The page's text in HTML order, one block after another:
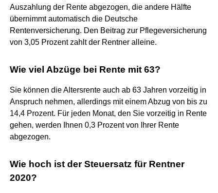
Auszahlung der Rente abgezogen, die andere Hälfte
übernimmt automatisch die Deutsche
Rentenversicherung. Den Beitrag zur Pflegeversicherung
von 3,05 Prozent zahlt der Rentner alleine.
Wie viel Abzüge bei Rente mit 63?
Sie können die Altersrente auch ab 63 Jahren vorzeitig in
Anspruch nehmen, allerdings mit einem Abzug von bis zu
14,4 Prozent. Für jeden Monat, den Sie vorzeitig in Rente
gehen, werden Ihnen 0,3 Prozent von Ihrer Rente
abgezogen.
Wie hoch ist der Steuersatz für Rentner
2020?